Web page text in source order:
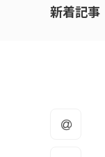
新着記事